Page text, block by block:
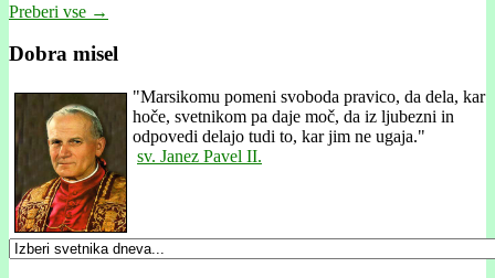
Preberi vse →
Dobra misel
"Marsikomu pomeni svoboda pravico, da dela, kar
hoče, svetnikom pa daje moč, da iz ljubezni in
odpovedi delajo tudi to, kar jim ne ugaja."
sv. Janez Pavel II.